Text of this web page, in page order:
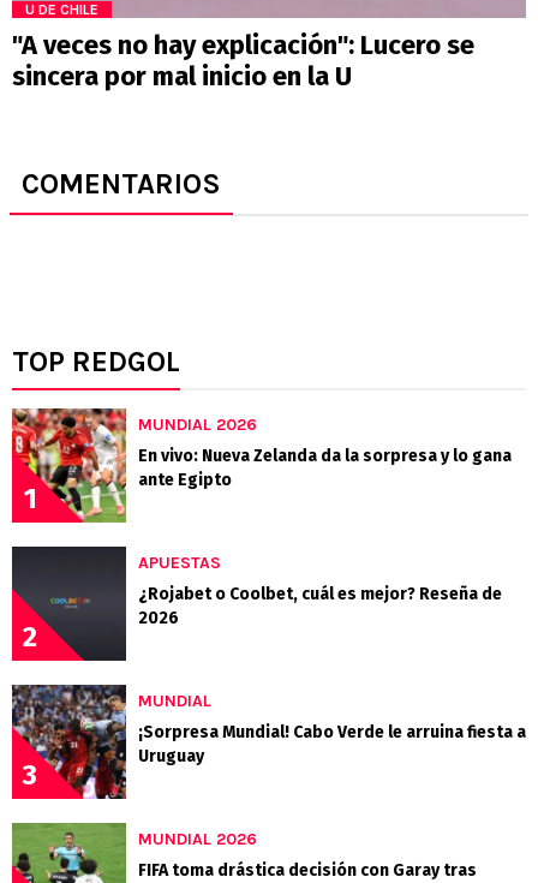
U DE CHILE
"A veces no hay explicación": Lucero se
sincera por mal inicio en la U
COMENTARIOS
TOP REDGOL
1
MUNDIAL 2026
En vivo: Nueva Zelanda da la sorpresa y lo gana
ante Egipto
2
APUESTAS
¿Rojabet o Coolbet, cuál es mejor? Reseña de
2026
3
MUNDIAL
¡Sorpresa Mundial! Cabo Verde le arruina fiesta a
Uruguay
MUNDIAL 2026
FIFA toma drástica decisión con Garay tras